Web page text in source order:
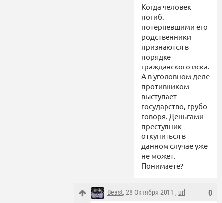
Когда человек
погиб.
потерпевшими его
родственники
признаются в
порядке
гражданского иска.
А в уголовном деле
противником
выступает
государство, грубо
говоря. Деньгами
преступник
откупиться в
данном случае уже
не может.
Понимаете?
0
Beast, 28 Октября 2011 , url